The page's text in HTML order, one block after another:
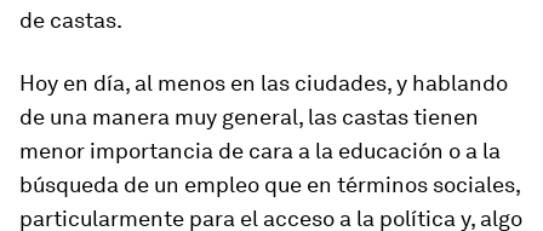
de castas.
Hoy en día, al menos en las ciudades, y hablando
de una manera muy general, las castas tienen
menor importancia de cara a la educación o a la
búsqueda de un empleo que en términos sociales,
particularmente para el acceso a la política y, algo